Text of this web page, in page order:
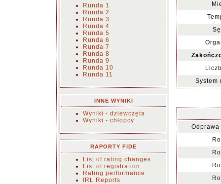
Runda 1
Runda 2
Runda 3
Runda 4
Runda 5
Runda 6
Runda 7
Runda 8
Runda 9
Runda 10
Runda 11
INNE WYNIKI
Wyniki - dziewczęta
Wyniki - chłopcy
RAPORTY FIDE
List of rating changes
List of registration
Rating performance
IRL Reports
System